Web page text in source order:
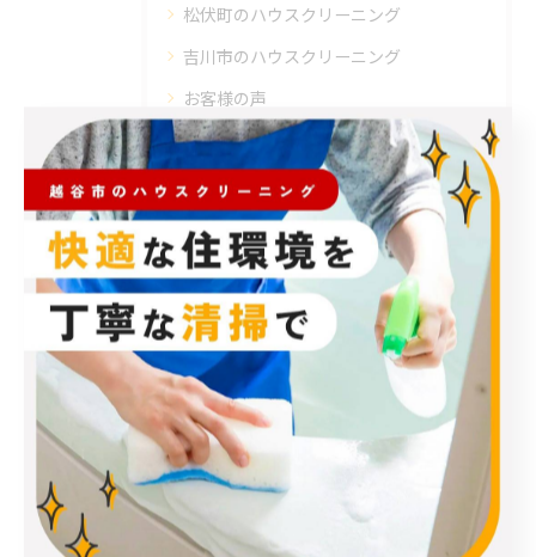
松伏町のハウスクリーニング
吉川市のハウスクリーニング
お客様の声
最近の投稿 Recent Posts
2026/08/10
製麺所の皆様いつもありがとうございます。
2026/08/10